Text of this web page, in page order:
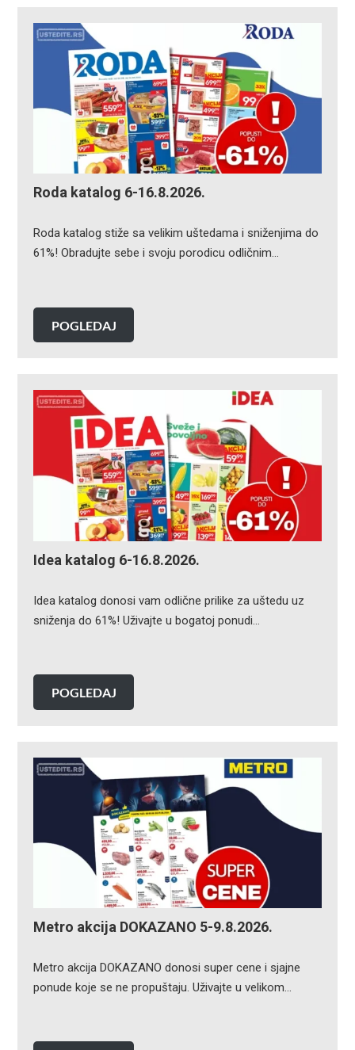
Roda katalog 6-16.8.2026.
Roda katalog stiže sa velikim uštedama i sniženjima do
61%! Obradujte sebe i svoju porodicu odličnim…
POGLEDAJ
Idea katalog 6-16.8.2026.
Idea katalog donosi vam odlične prilike za uštedu uz
sniženja do 61%! Uživajte u bogatoj ponudi…
POGLEDAJ
Metro akcija DOKAZANO 5-9.8.2026.
Metro akcija DOKAZANO donosi super cene i sjajne
ponude koje se ne propuštaju. Uživajte u velikom…